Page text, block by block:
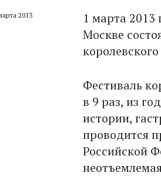
2013
1 марта 2013
Москве
Фестиваль
в 9 раз, из
истории,
проводится
Российской